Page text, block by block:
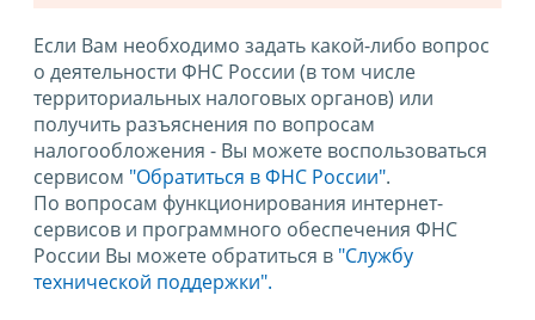
Если Вам необходимо задать какой-либо вопрос
о деятельности ФНС России (в том числе
территориальных налоговых органов) или
получить разъяснения по вопросам
налогообложения - Вы можете воспользоваться
сервисом "Обратиться в ФНС России".
По вопросам функционирования интернет-
сервисов и программного обеспечения ФНС
России Вы можете обратиться в "Службу
технической поддержки".